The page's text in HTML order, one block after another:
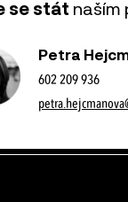
se stát naším
Petra
602 209 936